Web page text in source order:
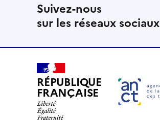
Suivez-nous
sur les réseaux sociaux
RÉPUBLIQUE
FRANÇAISE